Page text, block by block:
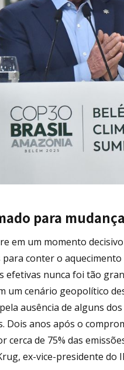
para
em um momento
conter o
nunca foi tão
um cenário geopolítico
ausência de alguns
Dois anos após o
cerca de 75% das
ex-vice-presidente do